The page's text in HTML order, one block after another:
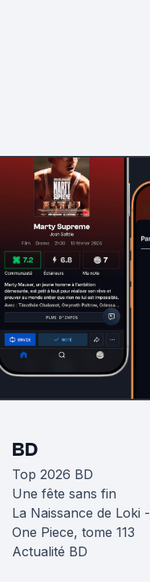
BD
Top 2026 BD
Une fête sans fin
La Naissance de Loki -
One Piece, tome 113
Actualité BD